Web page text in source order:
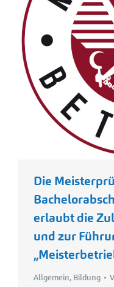
Die
erlaubt die
und zur
Allgemein, Bildung